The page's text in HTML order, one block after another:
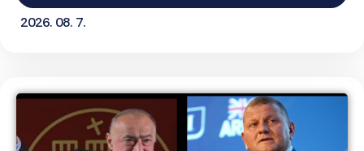
2026. 08. 7.